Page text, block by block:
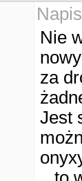
Nie
za
Jest